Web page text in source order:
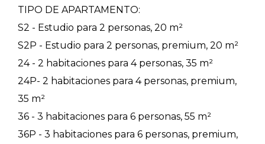
TIPO DE APARTAMENTO:
S2 - Estudio para 2 personas, 20 m²
S2P - Estudio para 2 personas, premium, 20 m²
24 - 2 habitaciones para 4 personas, 35 m²
24P- 2 habitaciones para 4 personas, premium,
35 m²
36 - 3 habitaciones para 6 personas, 55 m²
36P - 3 habitaciones para 6 personas, premium,